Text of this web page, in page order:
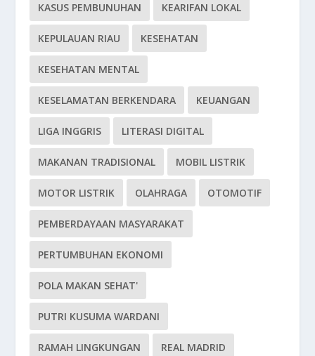
KASUS PEMBUNUHAN KEARIFAN LOKAL
KEPULAUAN RIAU KESEHATAN
KESEHATAN MENTAL
KESELAMATAN BERKENDARA KEUANGAN
LIGA INGGRIS LITERASI DIGITAL
MAKANAN TRADISIONAL MOBIL LISTRIK
MOTOR LISTRIK OLAHRAGA OTOMOTIF
PEMBERDAYAAN MASYARAKAT
PERTUMBUHAN EKONOMI
POLA MAKAN SEHAT'
PUTRI KUSUMA WARDANI
RAMAH LINGKUNGAN REAL MADRID